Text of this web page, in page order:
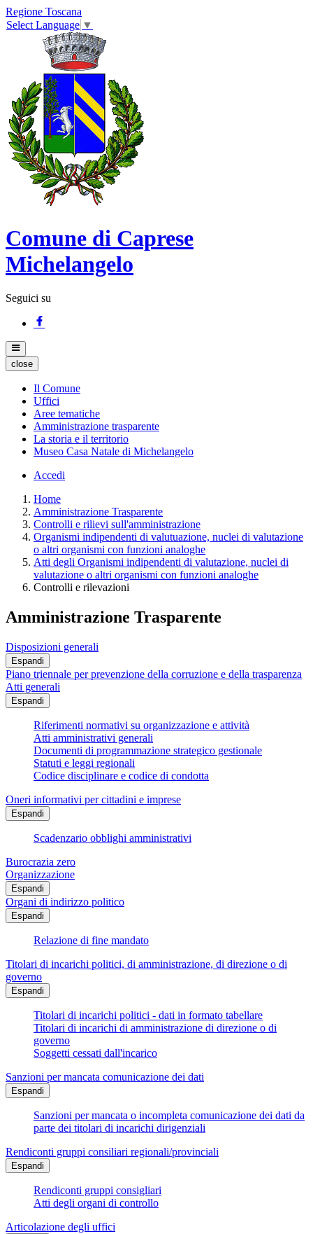
Regione Toscana
Select Language ▼
Comune di Caprese
Michelangelo
Seguici su
close
Il Comune
Uffici
Aree tematiche
Amministrazione trasparente
La storia e il territorio
Museo Casa Natale di Michelangelo
Accedi
Home
Amministrazione Trasparente
Controlli e rilievi sull'amministrazione
Organismi indipendenti di valutuazione, nuclei di valutazione
o altri organismi con funzioni analoghe
Atti degli Organismi indipendenti di valutazione, nuclei di
valutazione o altri organismi con funzioni analoghe
Controlli e rilevazioni
Amministrazione Trasparente
Disposizioni generali
Espandi
Piano triennale per prevenzione della corruzione e della trasparenza
Atti generali
Espandi
Riferimenti normativi su organizzazione e attività
Atti amministrativi generali
Documenti di programmazione strategico gestionale
Statuti e leggi regionali
Codice disciplinare e codice di condotta
Oneri informativi per cittadini e imprese
Espandi
Scadenzario obblighi amministrativi
Burocrazia zero
Organizzazione
Espandi
Organi di indirizzo politico
Espandi
Relazione di fine mandato
Titolari di incarichi politici, di amministrazione, di direzione o di
governo
Espandi
Titolari di incarichi politici - dati in formato tabellare
Titolari di incarichi di amministrazione di direzione o di
governo
Soggetti cessati dall'incarico
Sanzioni per mancata comunicazione dei dati
Espandi
Sanzioni per mancata o incompleta comunicazione dei dati da
parte dei titolari di incarichi dirigenziali
Rendiconti gruppi consiliari regionali/provinciali
Espandi
Rendiconti gruppi consigliari
Atti degli organi di controllo
Articolazione degli uffici